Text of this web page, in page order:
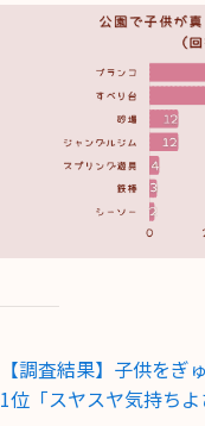
【調査結果】子供をぎ
1位「スヤスヤ気持ち